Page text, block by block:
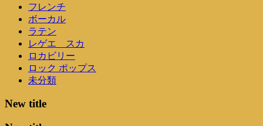
フレンチ
ボーカル
ラテン
レゲエ スカ
ロカビリー
ロック ポップス
未分類
New title